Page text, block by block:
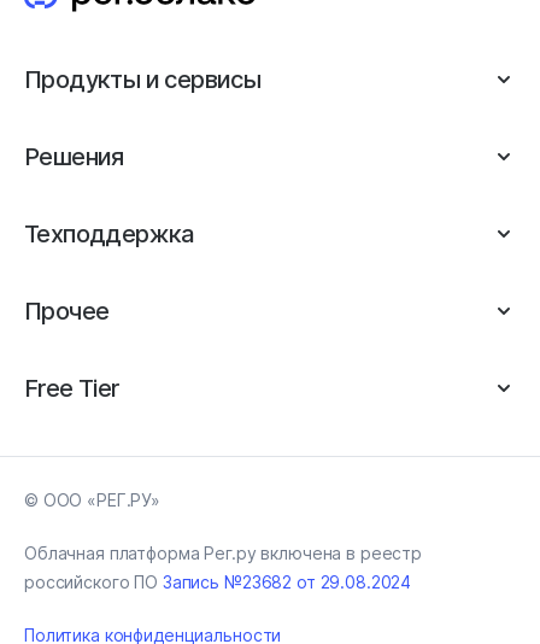
Продукты и сервисы
Решения
Техподдержка
Прочее
Free Tier
© ООО «РЕГ.РУ»
Облачная платформа Рег.ру включена в реестр
российского ПО Запись №23682 от 29.08.2024
Политика конфиденциальности